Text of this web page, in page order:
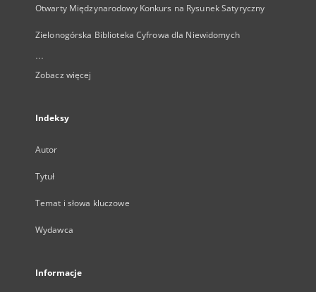
Otwarty Międzynarodowy Konkurs na Rysunek Satyryczny
Zielonogórska Biblioteka Cyfrowa dla Niewidomych
...
Zobacz więcej
Indeksy
Autor
Tytuł
Temat i słowa kluczowe
Wydawca
Informacje